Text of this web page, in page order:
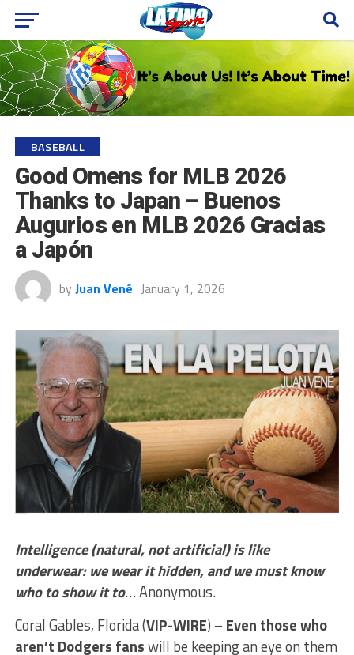
BASEBALL
Good Omens for MLB 2026
Thanks to Japan – Buenos
Augurios en MLB 2026 Gracias
a Japón
by Juan Vené January 1, 2026
Intelligence (natural, not artificial) is like
underwear: we wear it hidden, and we must know
who to show it to… Anonymous.
Coral Gables, Florida (VIP-WIRE) – Even those who
aren’t Dodgers fanswill be keeping an eye on them